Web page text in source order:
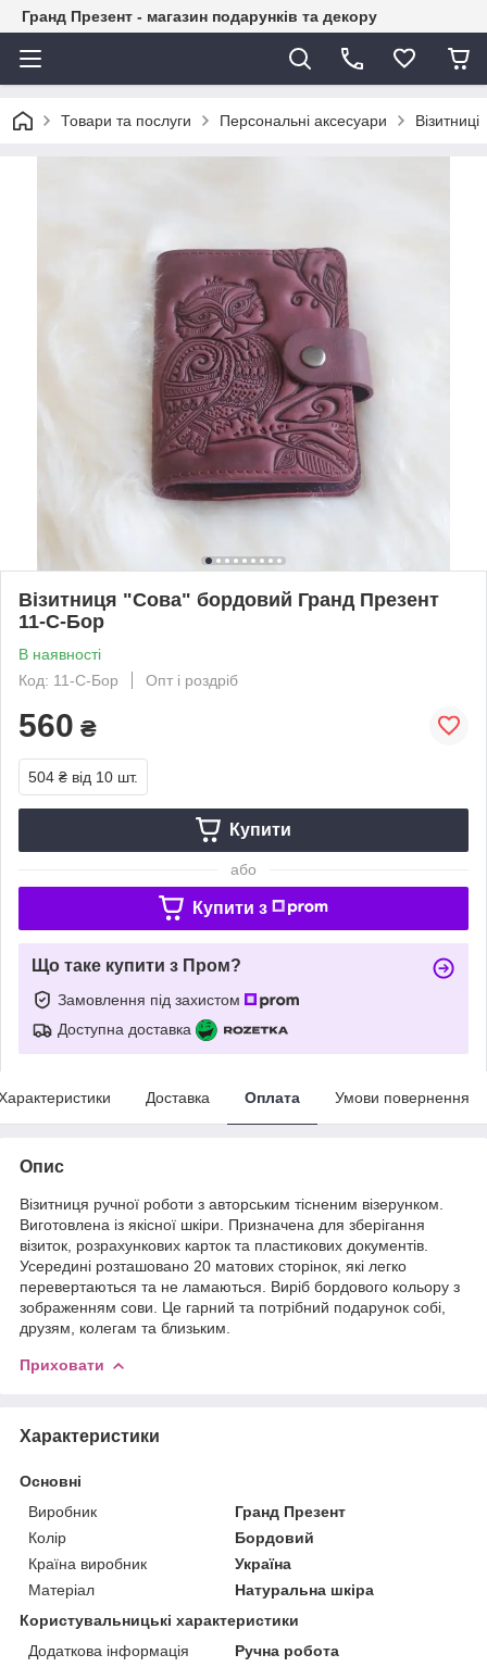
Гранд Презент - магазин подарунків та декору
Товари та послуги Персональні аксесуари Візитниці
Візитниця "Сова" бордовий Гранд Презент
11-С-Бор
В наявності
Код: 11-С-Бор
Опт і роздріб
560 ₴
504 ₴ від 10 шт.
Купити
або
Купити з
Що таке купити з Пром?
Замовлення під захистом
Доступна доставка
Доставка Оплата Умови повернення
Опис
Візитниця ручної роботи з авторським тісненим візерунком.
Виготовлена із якісної шкіри. Призначена для зберігання
візиток, розрахункових карток та пластикових документів.
Усередині розташовано 20 матових сторінок, які легко
перевертаються та не ламаються. Виріб бордового кольору з
зображенням сови. Це гарний та потрібний подарунок собі,
друзям, колегам та близьким.
Приховати
Характеристики
Основні
Виробник
Гранд Презент
Колір
Бордовий
Країна виробник
Україна
Матеріал
Натуральна шкіра
Користувальницькі характеристики
Додаткова інформація
Ручна робота